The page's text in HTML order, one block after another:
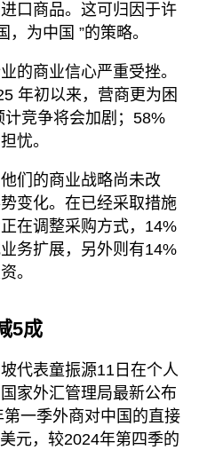
口商品。这可归因于许
为中国 ”的策略。
的商业信心严重受挫。
年初以来，营商更为困
竞争将会加剧；58%
忧。
们的商业战略尚未改
变化。在已经采取措施
在调整采购方式，14%
务扩展，另外则有14%
。
5成
代表童振源11日在个人
家外汇管理局最新公布
一季外商对中国的直接
元，较2024年第四季的